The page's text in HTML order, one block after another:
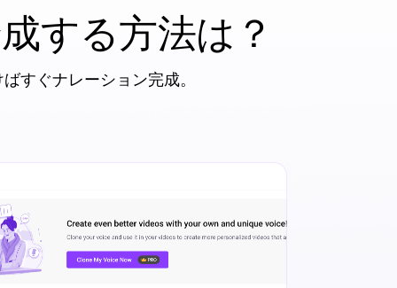
する方法は？
すぐナレーション完成。